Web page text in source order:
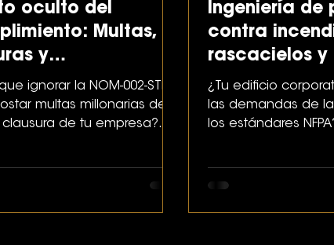
oculto del
Multas,
y
legales
de la NOM-002-
ignorar la NOM-002-STPS
multas millonarias de la
clausura de tu empresa?
Ingeniería de
contra
rascacielos y
corporativos:
sistemas fijos
humana
¿Tu edificio
las demandas de la
los estándares